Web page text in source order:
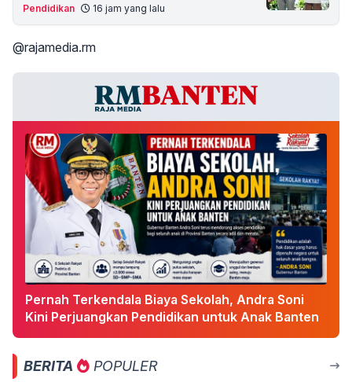
Pendidikan 16 jam yang lalu
@rajamedia.rm
Pernah Terkendala Biaya Sekolah, Andra Soni
Kini Perjuangkan Pendidikan untuk Anak Banten
BERITA POPULER